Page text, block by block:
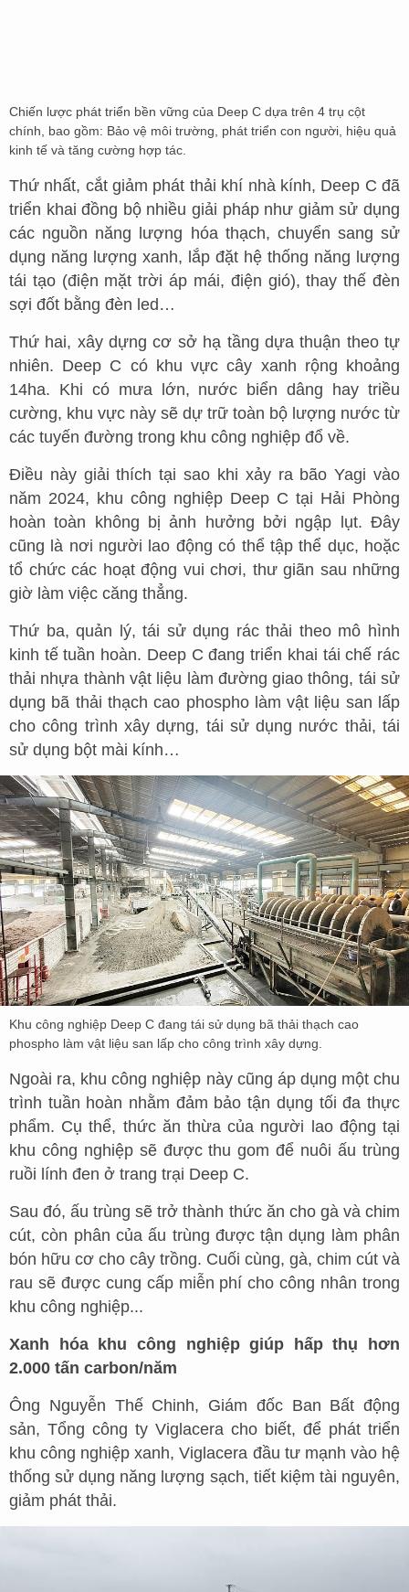
Chiến lược phát triển bền vững của Deep C dựa trên 4 trụ cột
chính, bao gồm: Bảo vệ môi trường, phát triển con người, hiệu quả
kinh tế và tăng cường hợp tác.
Thứ nhất, cắt giảm phát thải khí nhà kính, Deep C đã
triển khai đồng bộ nhiều giải pháp như giảm sử dụng
các nguồn năng lượng hóa thạch, chuyển sang sử
dụng năng lượng xanh, lắp đặt hệ thống năng lượng
tái tạo (điện mặt trời áp mái, điện gió), thay thế đèn
sợi đốt bằng đèn led…
Thứ hai, xây dựng cơ sở hạ tầng dựa thuận theo tự
nhiên. Deep C có khu vực cây xanh rộng khoảng
14ha. Khi có mưa lớn, nước biển dâng hay triều
cường, khu vực này sẽ dự trữ toàn bộ lượng nước từ
các tuyến đường trong khu công nghiệp đổ về.
Điều này giải thích tại sao khi xảy ra bão Yagi vào
năm 2024, khu công nghiệp Deep C tại Hải Phòng
hoàn toàn không bị ảnh hưởng bởi ngập lụt. Đây
cũng là nơi người lao động có thể tập thể dục, hoặc
tổ chức các hoạt động vui chơi, thư giãn sau những
giờ làm việc căng thẳng.
Thứ ba, quản lý, tái sử dụng rác thải theo mô hình
kinh tế tuần hoàn. Deep C đang triển khai tái chế rác
thải nhựa thành vật liệu làm đường giao thông, tái sử
dụng bã thải thạch cao phospho làm vật liệu san lấp
cho công trình xây dựng, tái sử dụng nước thải, tái
sử dụng bột mài kính…
Khu công nghiệp Deep C đang tái sử dụng bã thải thạch cao
phospho làm vật liệu san lấp cho công trình xây dựng.
Ngoài ra, khu công nghiệp này cũng áp dụng một chu
trình tuần hoàn nhằm đảm bảo tận dụng tối đa thực
phẩm. Cụ thể, thức ăn thừa của người lao động tại
khu công nghiệp sẽ được thu gom để nuôi ấu trùng
ruồi lính đen ở trang trại Deep C.
Sau đó, ấu trùng sẽ trở thành thức ăn cho gà và chim
cút, còn phân của ấu trùng được tận dụng làm phân
bón hữu cơ cho cây trồng. Cuối cùng, gà, chim cút và
rau sẽ được cung cấp miễn phí cho công nhân trong
khu công nghiệp...
Xanh hóa khu công nghiệp giúp hấp thụ hơn
2.000 tấn carbon/năm
Ông Nguyễn Thế Chinh, Giám đốc Ban Bất động
sản, Tổng công ty Viglacera cho biết, để phát triển
khu công nghiệp xanh, Viglacera đầu tư mạnh vào hệ
thống sử dụng năng lượng sạch, tiết kiệm tài nguyên,
giảm phát thải.